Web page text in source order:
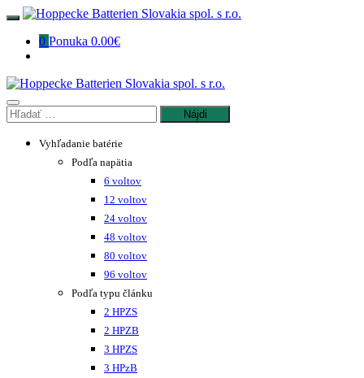
Preskočiť
obsah
0 Ponuka 0.00€
Hľadať:
Vyhľadanie batérie
Podľa napätia
6 voltov
12 voltov
24 voltov
48 voltov
80 voltov
96 voltov
Podľa typu článku
2 HPZS
2 HPZB
3 HPZS
3 HPzB